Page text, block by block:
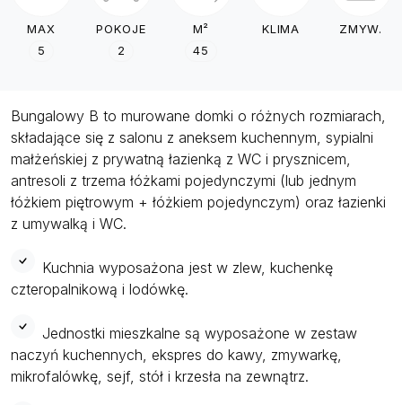
MAX
5
POKOJE
2
M²
45
KLIMA ZMYW.
Bungalowy B to murowane domki o różnych rozmiarach,
składające się z salonu z aneksem kuchennym, sypialni
małżeńskiej z prywatną łazienką z WC i prysznicem,
antresoli z trzema łóżkami pojedynczymi (lub jednym
łóżkiem piętrowym + łóżkiem pojedynczym) oraz łazienki
z umywalką i WC.
Kuchnia wyposażona jest w zlew, kuchenkę
czteropalnikową i lodówkę.
Jednostki mieszkalne są wyposażone w zestaw
naczyń kuchennych, ekspres do kawy, zmywarkę,
mikrofalówkę, sejf, stół i krzesła na zewnątrz.